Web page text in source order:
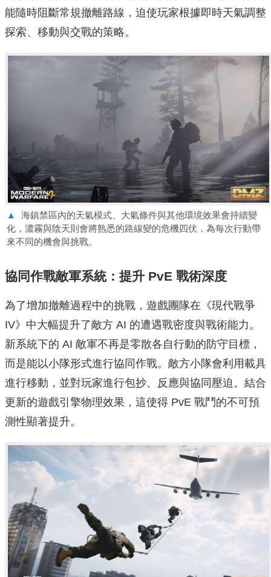
能隨時阻斷常規撤離路線，迫使玩家根據即時天氣調整
探索、移動與交戰的策略。
▲
海鎮禁區內的天氣模式、大氣條件與其他環境效果會持續變
化，濃霧與陰天則會將熟悉的路線變的危機四伏，為每次行動帶
來不同的機會與挑戰。
協同作戰敵軍系統：提升 PvE 戰術深度
為了增加撤離過程中的挑戰，遊戲團隊在《現代戰爭
IV》中大幅提升了敵方 AI 的遭遇戰密度與戰術能力。
新系統下的 AI 敵軍不再是零散各自行動的防守目標，
而是能以小隊形式進行協同作戰。敵方小隊會利用載具
進行移動，並對玩家進行包抄、反應與協同壓迫。結合
更新的遊戲引擎物理效果，這使得 PvE 戰鬥的不可預
測性顯著提升。